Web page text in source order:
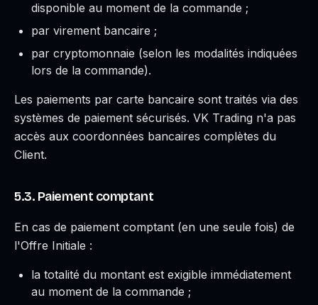
disponible au moment de la commande ;
par virement bancaire ;
par cryptomonnaie (selon les modalités indiquées
lors de la commande).
Les paiements par carte bancaire sont traités via des
systèmes de paiement sécurisés. VK Trading n'a pas
accès aux coordonnées bancaires complètes du
Client.
5.3. Paiement comptant
En cas de paiement comptant (en une seule fois) de
l'Offre Initiale :
la totalité du montant est exigible immédiatement
au moment de la commande ;